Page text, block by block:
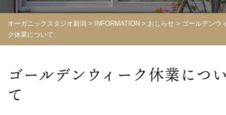
オーガニックスタジオ新潟 > INFORMATION > おしらせ > ゴールデンウ
ク休業について
ゴールデンウィーク休業につ
て